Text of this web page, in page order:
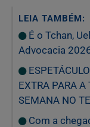
LEIA TAMBÉM:
É o Tchan,
Advocacia
EXTRA PARA A
SEMANA NO
Com a